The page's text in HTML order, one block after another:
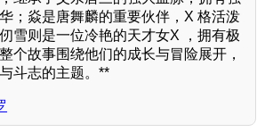
；焱是唐舞麟的重要伙伴，X 格活泼
雪则是一位冷艳的天才女X ，拥有极
个故事围绕他们的成长与冒险展开，
斗志的主题。**